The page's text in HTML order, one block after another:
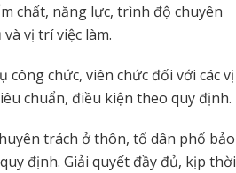
chất, năng lực, trình độ chuyên
vị trí việc làm.
chức, viên chức đối với các vị
chuẩn, điều kiện theo quy định.
trách ở thôn, tổ dân phố bảo
định. Giải quyết đầy đủ, kịp thời